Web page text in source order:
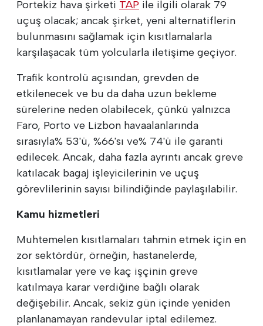
Portekiz hava şirketi TAP ile ilgili olarak 79
uçuş olacak; ancak şirket, yeni alternatiflerin
bulunmasını sağlamak için kısıtlamalarla
karşılaşacak tüm yolcularla iletişime geçiyor.
Trafik kontrolü açısından, grevden de
etkilenecek ve bu da daha uzun bekleme
sürelerine neden olabilecek, çünkü yalnızca
Faro, Porto ve Lizbon havaalanlarında
sırasıyla% 53'ü, %66'sı ve% 74'ü ile garanti
edilecek. Ancak, daha fazla ayrıntı ancak greve
katılacak bagaj işleyicilerinin ve uçuş
görevlilerinin sayısı bilindiğinde paylaşılabilir.
Kamu hizmetleri
Muhtemelen kısıtlamaları tahmin etmek için en
zor sektördür, örneğin, hastanelerde,
kısıtlamalar yere ve kaç işçinin greve
katılmaya karar verdiğine bağlı olarak
değişebilir. Ancak, sekiz gün içinde yeniden
planlanamayan randevular iptal edilemez.